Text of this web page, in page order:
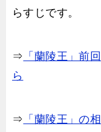
らすじです。
⇒ 「蘭陵王」前
ら
⇒ 「蘭陵王」の